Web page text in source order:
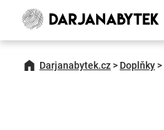
Darjanabytek.cz> Doplňky>